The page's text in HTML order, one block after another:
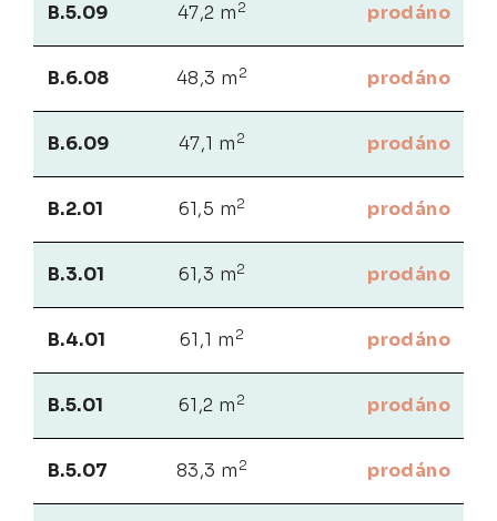
B.5.09 47,2 m 2 prodáno
B.6.08 48,3 m 2 prodáno
B.6.09 47,1 m 2 prodáno
B.2.01 61,5 m2 prodáno
B.3.01 61,3 m2 prodáno
B.4.01 61,1 m 2 prodáno
B.5.01 61,2 m 2 prodáno
B.5.07 83,3 m 2 prodáno